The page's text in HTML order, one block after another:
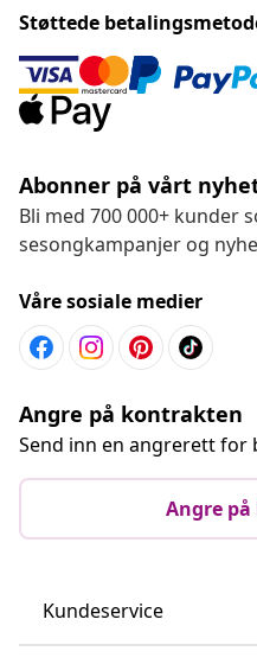
Støttede
Abonner på vårt
Bli med 700 000+ kunder
sesongkampanjer og
Våre sosiale medier
Angre på kontrakten
Send inn en angrerett for
Angre
Kundeservice